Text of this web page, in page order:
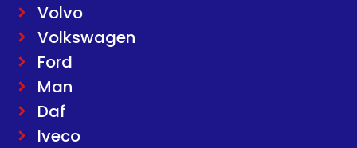
Volvo
Volkswagen
Ford
Man
Daf
Iveco